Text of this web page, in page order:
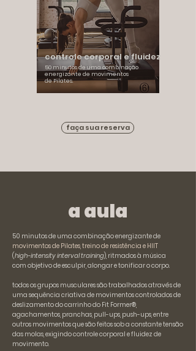
controle corporal e fluidez
50 minutos de uma combinação
energizante de movimentos
de Pilates.
faça sua reserva
a aula
50 minutos de uma combinação energizante de
movimentos de Pilates, treino de resistência e HIIT
(high-intensity interval training), ritmados à música
com objetivo de esculpir, alongar e tonificar o corpo.
todos os grupos musculares são trabalhados através de
uma sequência criativa de movimentos controlados de
deslizamento do carrinho do Fit Former®,
agachamentos, pranchas, pull-ups, push-ups, entre
outros movimentosque são feitos sob a constante tensão
das molas,exigindo controle corporal e fluidez de
movimento.